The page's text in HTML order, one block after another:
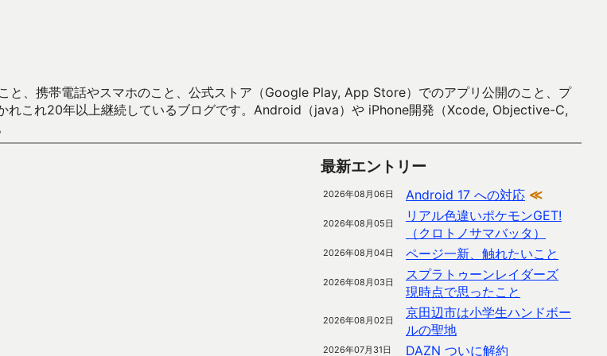
、携帯電話やスマホのこと、公式ストア（Google Play, App Store）でのアプリ公開のこと、プ
れこれ20年以上継続しているブログです。Android（java）や iPhone開発（Xcode, Objective-C,
最新エントリー
2026年08月06日 Android 17 への対応 ≪
2026年08月05日
リアル色違いポケモンGET!
（クロトノサマバッタ）
2026年08月04日 ページ一新、触れたいこと
2026年08月03日
スプラトゥーンレイダーズ
現時点で思ったこと
2026年08月02日
京田辺市は小学生ハンドボー
ルの聖地
2026年07月31日 DAZN ついに解約